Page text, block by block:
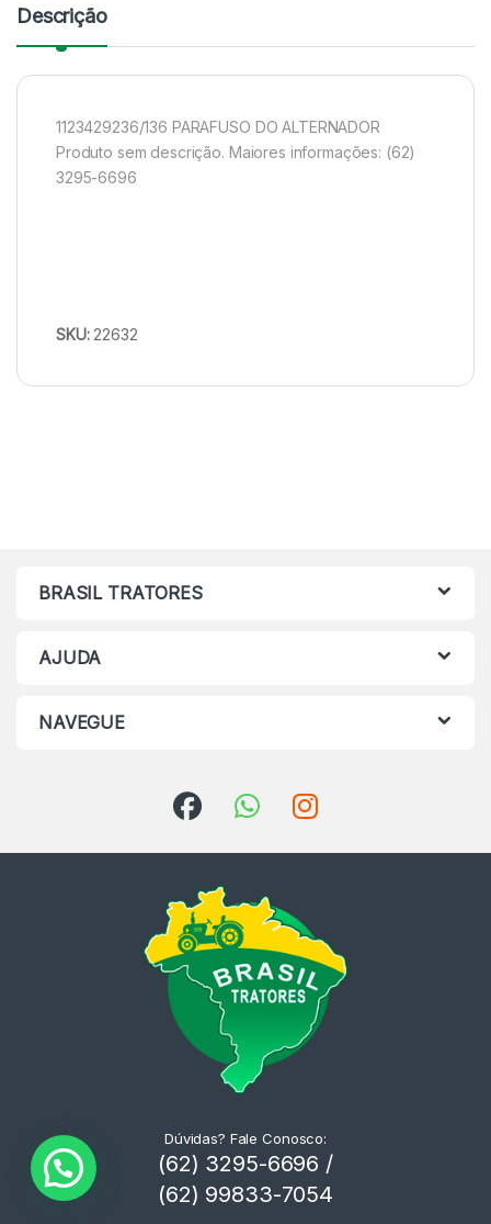
Descrição
1123429236/136 PARAFUSO DO ALTERNADOR
Produto sem descrição. Maiores informações: (62)
3295-6696
SKU: 22632
BRASIL TRATORES
AJUDA
NAVEGUE
Dúvidas? Fale Conosco:
(62) 3295-6696 /
(62) 99833-7054